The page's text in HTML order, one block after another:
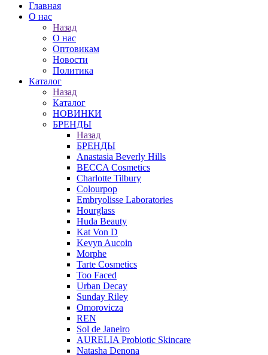
Главная
О нас
Назад
О нас
Оптовикам
Новости
Политика
Каталог
Назад
Каталог
НОВИНКИ
БРЕНДЫ
Назад
БРЕНДЫ
Anastasia Beverly Hills
BECCA Cosmetics
Charlotte Tilbury
Colourpop
Embryolisse Laboratories
Hourglass
Huda Beauty
Kat Von D
Kevyn Aucoin
Morphe
Tarte Cosmetics
Too Faced
Urban Decay
Sunday Riley
Omorovicza
REN
Sol de Janeiro
AURELIA Probiotic Skincare
Natasha Denona